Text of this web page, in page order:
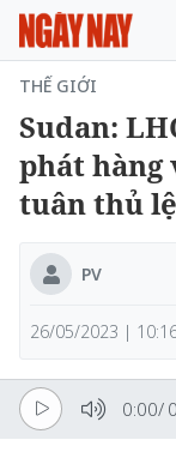
THẾ GIỚI
Sudan:
phát
tuân thủ
PV
26/05/2023 |
0:00/